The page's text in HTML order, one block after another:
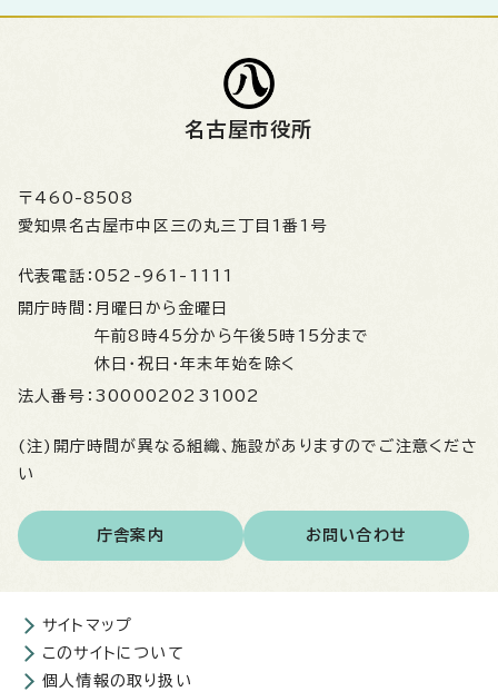
名古屋市役所
〒460-8508
愛知県名古屋市中区三の丸三丁目1番1号
代表電話： 052-961-1111
開庁時間： 月曜日から金曜日
午前8時45分から午後5時15分まで
休日・祝日・年末年始を除く
法人番号： 3000020231002
(注)開庁時間が異なる組織、施設がありますのでご注意くださ
い
庁舎案内 お問い合わせ
サイトマップ
このサイトについて
個人情報の取り扱い